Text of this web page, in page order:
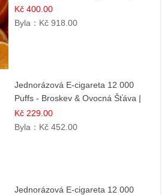
Dlouhotrvající zážitek
Kč 400.00
Byla： Kč 918.00
Jednorázová E-cigareta 12 000
Puffs - Broskev & Ovocná Šťáva |
Osvěžující ovocná směs
Kč 229.00
Byla： Kč 452.00
Jednorázová E-cigareta 12 000